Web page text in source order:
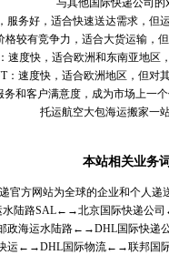
与其他国际快递公司的
服务好，适合快速送达需求，但
格较有竞争力，适合大货运输，
速度快，适合欧洲和东南亚地区
：速度快，适合欧洲地区，但对
和客户满意度，成为市场上一
托运航空大包海运搬家一
本站相关业务
官方网站为全球的企业和个人递
水陆路SAL←→北京国际快递公司
政海运水陆路←→DHL国际快递
运←→DHL国际物流←→联邦国